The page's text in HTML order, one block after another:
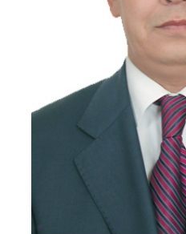
6. Онлайн-заявки (15)
✉️ Написать администратору